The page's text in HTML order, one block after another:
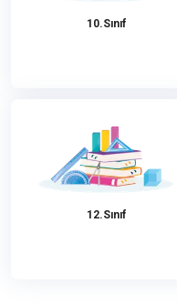
10.Sınıf
12.Sınıf